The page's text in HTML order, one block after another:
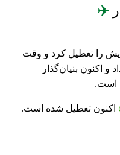
✈️
را تعطیل کرد و وقت
اکنون بنیان‌گذار
است.
اکنون تعطیل شده است.